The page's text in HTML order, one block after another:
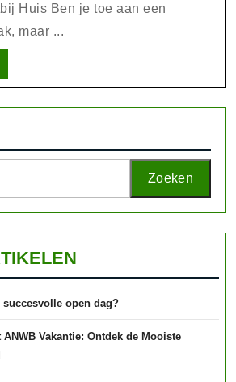
Huis Ben je toe aan een
maar ...
Zoeken
succesvolle open dag?
Vakantie: Ontdek de Mooiste